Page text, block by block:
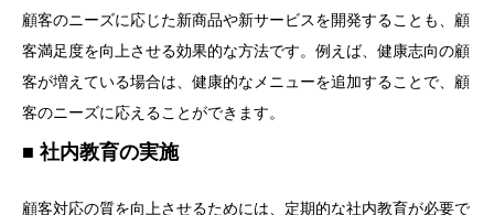
顧客のニーズに応じた新商品や新サービスを開発することも、顧
客満足度を向上させる効果的な方法です。例えば、健康志向の顧
客が増えている場合は、健康的なメニューを追加することで、顧
客のニーズに応えることができます。
社内教育の実施
顧客対応の質を向上させるためには、定期的な社内教育が必要で